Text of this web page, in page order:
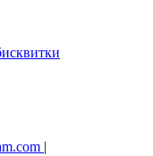
|